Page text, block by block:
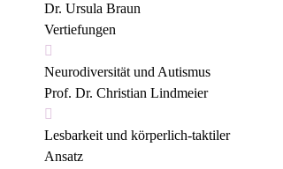
Dr. Ursula Braun
Vertiefungen

Neurodiversität und Autismus
Prof. Dr. Christian Lindmeier

Lesbarkeit und körperlich-taktiler
Ansatz